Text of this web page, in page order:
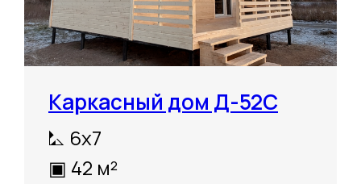
Каркасный дом Д-52С
⛡ 6х7
▣ 42 м²